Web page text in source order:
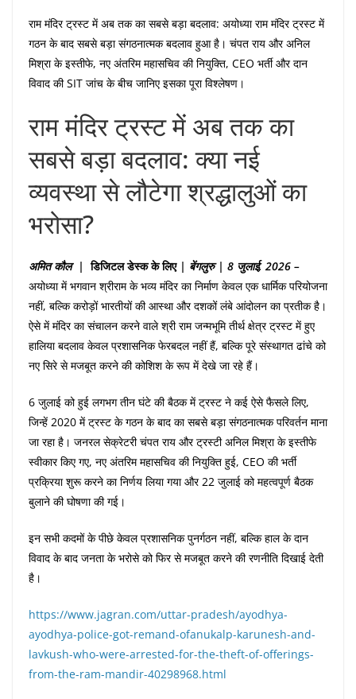
राम मंदिर ट्रस्ट में अब तक का सबसे बड़ा बदलाव: अयोध्या राम मंदिर ट्रस्ट में
गठन के बाद सबसे बड़ा संगठनात्मक बदलाव हुआ है। चंपत राय और अनिल
मिश्रा के इस्तीफे, नए अंतरिम महासचिव की नियुक्ति, CEO भर्ती और दान
विवाद की SIT जांच के बीच जानिए इसका पूरा विश्लेषण।
राम मंदिर ट्रस्ट में अब तक का
सबसे बड़ा बदलाव: क्या नई
व्यवस्था से लौटेगा श्रद्धालुओं का
भरोसा?
अमित कौल |डिजिटलडेस्ककेलिए| बेंगलुरु | 8 जुलाई, 2026 –
अयोध्या में भगवान श्रीराम के भव्य मंदिर का निर्माण केवल एक धार्मिक परियोजना
नहीं, बल्कि करोड़ों भारतीयों की आस्था और दशकों लंबे आंदोलन का प्रतीक है।
ऐसे में मंदिर का संचालन करने वाले श्री राम जन्मभूमि तीर्थ क्षेत्र ट्रस्ट में हुए
हालिया बदलाव केवल प्रशासनिक फेरबदल नहीं हैं, बल्कि पूरे संस्थागत ढांचे को
नए सिरे से मजबूत करने की कोशिश के रूप में देखे जा रहे हैं।
6 जुलाई को हुई लगभग तीन घंटे की बैठक में ट्रस्ट ने कई ऐसे फैसले लिए,
जिन्हें 2020 में ट्रस्ट के गठन के बाद का सबसे बड़ा संगठनात्मक परिवर्तन माना
जा रहा है। जनरल सेक्रेटरी चंपत राय और ट्रस्टी अनिल मिश्रा के इस्तीफे
स्वीकार किए गए, नए अंतरिम महासचिव की नियुक्ति हुई, CEO की भर्ती
प्रक्रिया शुरू करने का निर्णय लिया गया और 22 जुलाई को महत्वपूर्ण बैठक
बुलाने की घोषणा की गई।
इन सभी कदमों के पीछे केवल प्रशासनिक पुनर्गठन नहीं, बल्कि हाल के दान
विवाद के बाद जनता के भरोसे को फिर से मजबूत करने की रणनीति दिखाई देती
है।
https://www.jagran.com/uttar-pradesh/ayodhya-
ayodhya-police-got-remand-ofanukalp-karunesh-and-
lavkush-who-were-arrested-for-the-theft-of-offerings-
from-the-ram-mandir-40298968.html